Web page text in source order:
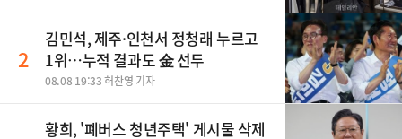
2
김민석, 제주·인천서 정청래 누르고
1위…누적 결과도 金 선두
08.08 19:33 허찬영 기자
황희, '폐버스 청년주택' 게시물 삭제